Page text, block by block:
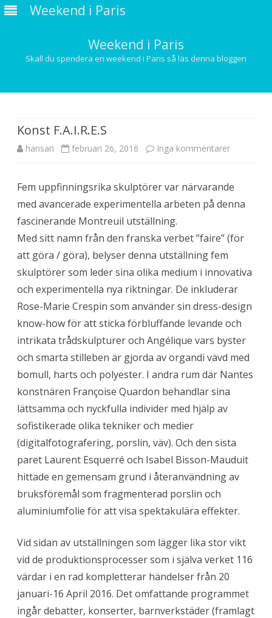
Weekend i Paris
Weekend i Paris
Skall du spendera en weekend i Paris så läs denna bloggen
Konst F.A.I.R.E.S
hansan februari 26, 2016 Inga kommentarertill
F.A.I.R.E.S
Fem uppfinningsrika skulptörer var närvarande
med avancerade experimentella arbeten på denna
fascinerande Montreuil utställning.
Med sitt namn från den franska verbet ”faire” (för
att göra / göra), belyser denna utställning fem
skulptörer som leder sina olika medium i innovativa
och experimentella nya riktningar. De inkluderar
Rose-Marie Crespin som använder sin dress-design
know-how för att sticka förbluffande levande och
intrikata trådskulpturer och Angélique vars byster
och smarta stilleben är gjorda av organdi vävd med
bomull, harts och polyester. I andra rum där Nantes
konstnären Françoise Quardon behandlar sina
lättsamma och nyckfulla individer med hjälp av
sofistikerade olika tekniker och medier
(digitalfotografering, porslin, väv). Och den sista
paret Laurent Esquerré och Isabel Bisson-Mauduit
hittade en gemensam grund i återanvändning av
bruksföremål som fragmenterad porslin och
aluminiumfolie för att visa spektakulära effekter.
Vid sidan av utställningen som lägger lika stor vikt
vid de produktionsprocesser som i själva verket 116
värdar i en rad kompletterar händelser från 20
januari-16 April 2016. Det omfattande programmet
ingår debatter, konserter, barnverkstäder (framlagt